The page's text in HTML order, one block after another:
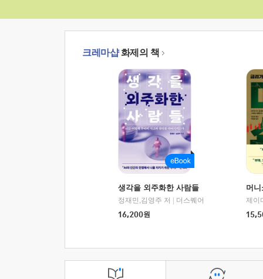
크레마샵화제의 책
생각을 외주화한 사람들
정재민,김영주 저
더스퀘어
16,200원
머